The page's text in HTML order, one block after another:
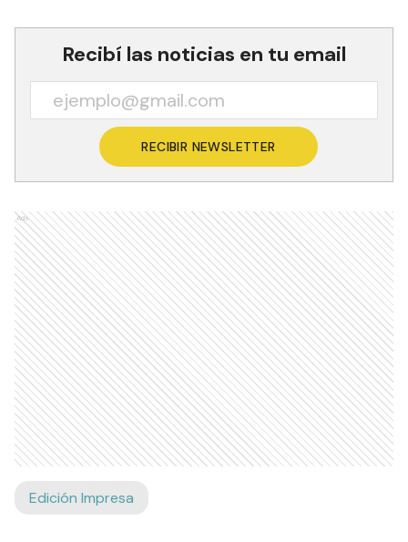
Recibí las noticias en tu email
RECIBIR NEWSLETTER
Ads
Edición Impresa